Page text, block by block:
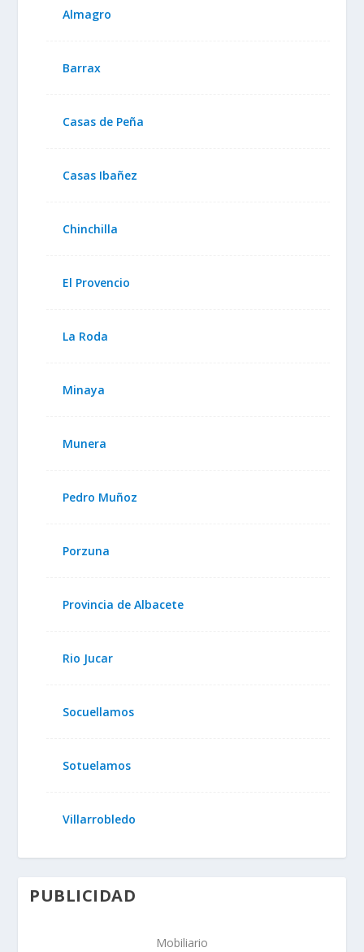
Almagro
Barrax
Casas de Peña
Casas Ibañez
Chinchilla
El Provencio
La Roda
Minaya
Munera
Pedro Muñoz
Porzuna
Provincia de Albacete
Rio Jucar
Socuellamos
Sotuelamos
Villarrobledo
PUBLICIDAD
Mobiliario